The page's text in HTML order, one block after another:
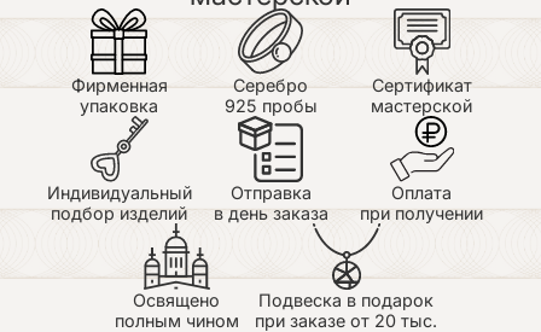
Фирменная
упаковка
Серебро
925 пробы
Сертификат
мастерской
Индивидуальный
подбор изделий
Отправка
в день заказа
Оплата
при получении
Освящено
полным чином
Подвеска в подарок
при заказе от 20 тыс.